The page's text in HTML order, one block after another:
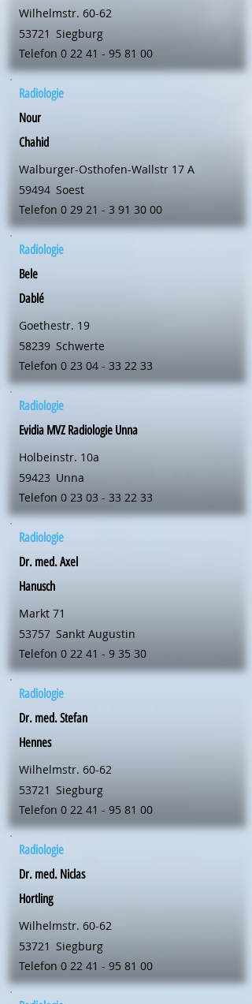
Wilhelmstr. 60-62
53721 Siegburg
Telefon 0 22 41 - 95 81 00
Radiologie
Nour
Chahid
Walburger-Osthofen-Wallstr 17 A
59494 Soest
Telefon 0 29 21 - 3 91 30 00
Radiologie
Bele
Dablé
Goethestr. 19
58239 Schwerte
Telefon 0 23 04 - 33 22 33
Radiologie
Evidia MVZ Radiologie Unna
Holbeinstr. 10a
59423 Unna
Telefon 0 23 03 - 33 22 33
Radiologie
Dr. med. Axel
Hanusch
Markt 71
53757 Sankt Augustin
Telefon 0 22 41 - 9 35 30
Radiologie
Dr. med. Stefan
Hennes
Wilhelmstr. 60-62
53721 Siegburg
Telefon 0 22 41 - 95 81 00
Radiologie
Dr. med. Niclas
Hortling
Wilhelmstr. 60-62
53721 Siegburg
Telefon 0 22 41 - 95 81 00